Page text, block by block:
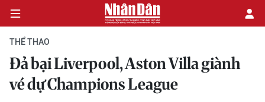
CHÍNH TRỊ
THỂ THAO
Đả bại Liverpool, Aston Villa giành
vé dự Champions League